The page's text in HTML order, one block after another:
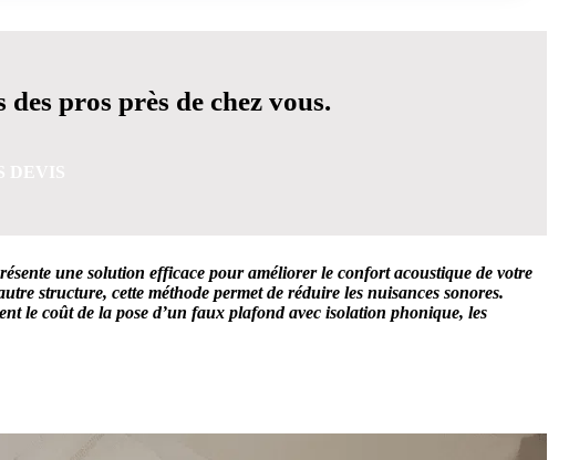
pros près de chez vous.
une solution efficace pour améliorer le confort acoustique de votre
structure, cette méthode permet de réduire les nuisances sonores.
le coût de la pose d’un faux plafond avec isolation phonique, les